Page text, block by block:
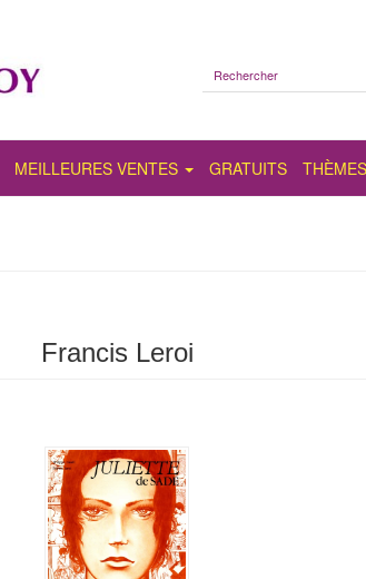
MEILLEURES VENTES GRATUITS THÈMES
Francis Leroi